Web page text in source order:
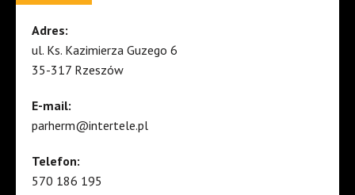
Adres:
ul. Ks. Kazimierza Guzego 6
35-317 Rzeszów
E-mail:
parherm@intertele.pl
Telefon:
570 186 195